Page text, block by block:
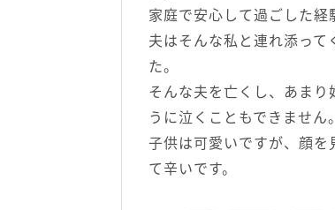
家庭で安心して過ごした経
夫はそんな私と連れ添っ
た。
そんな夫を亡くし、あま
うに泣くこともできません
子供は可愛いですが、顔
て辛いです。